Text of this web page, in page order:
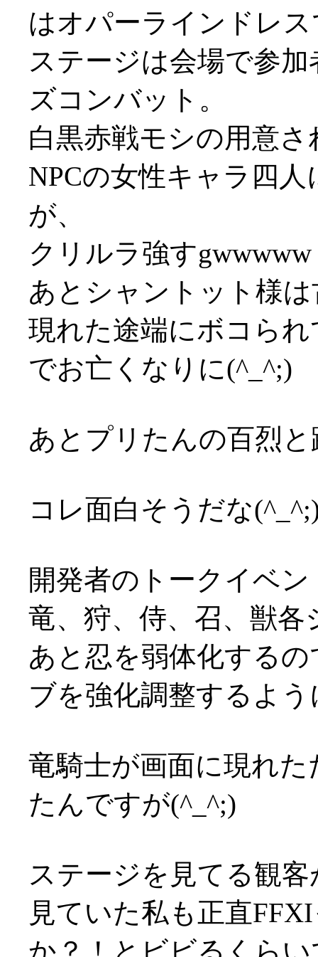
はオパーラインドレ
ステージは会場で参
ズコンバット。
白黒赤戦モシの用意
NPCの女性キャラ四
が、
クリルラ強すgwwwww
あとシャントット様
現れた途端にボコら
でお亡くなりに(^_^;)
あとプリたんの百烈
コレ面白そうだな
開発者のトークイベ
竜、狩、侍、召、獣
あと忍を弱体化する
ブを強化調整するよ
竜騎士が画面に現れ
たんですが(^_^;)
ステージを見てる観
見ていた私も正直
か？！とビビるくら